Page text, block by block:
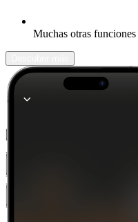
Muchas otras